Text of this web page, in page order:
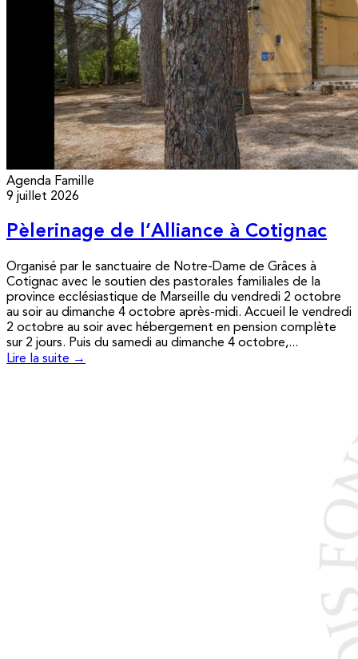
Agenda Famille
9 juillet 2026
Pèlerinage de l’Alliance à Cotignac
Organisé par le sanctuaire de Notre-Dame de Grâces à
Cotignac avec le soutien des pastorales familiales de la
province ecclésiastique de Marseille du vendredi 2 octobre
au soir au dimanche 4 octobre après-midi. Accueil le vendredi
2 octobre au soir avec hébergement en pension complète
sur 2 jours. Puis du samedi au dimanche 4 octobre,...
Lire la suite →